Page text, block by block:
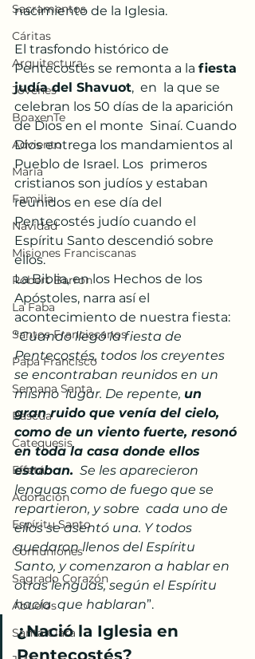
Sacramentos
Cáritas
Arquitectura
Jóvenes
BoaxenTe
Adviento
María
Familia
Navidad
Misiones Franciscanas
Robert Barron
La Faba
Santos Franciscanos
Papa Francisco
Semana Santa
Pascua
Catequesis
Effetá
Adoración
Espíritu Santo
Comuniones
Sagrado Corazón
Abuelos
Santa Clara
nacimiento de la Iglesia.
El trasfondo histórico de
Pentecostés se remonta a la fiesta
judía del Shavuot,  en  la que se
celebran los 50 días de la aparición
de Dios en el monte  Sinaí. Cuando
Dios entrega los mandamientos al
Pueblo de Israel. Los  primeros
cristianos son judíos y estaban
reunidos en ese día del
Pentecostés judío cuando el
Espíritu Santo descendió sobre
ellos.
La Biblia, en los Hechos de los
Apóstoles, narra así el
acontecimiento de nuestra fiesta:
“Cuando llegó la fiesta de
Pentecostés, todos los creyentes
se encontraban reunidos en un
mismo  lugar. De repente, un
gran ruido que venía del cielo,
como de un viento fuerte, resonó
en toda la casa donde ellos
estaban.
  Se les aparecieron
lenguas como de fuego que se
repartieron, y sobre  cada uno de
ellos se asentó una. Y todos
quedaron llenos del Espíritu
Santo, y comenzaron a hablar en
otras lenguas, según el Espíritu
hacía  que hablaran”.
¿Nació la Iglesia en
Pentecostés?